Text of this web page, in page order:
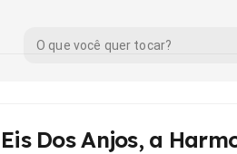
Eis Dos Anjos, a